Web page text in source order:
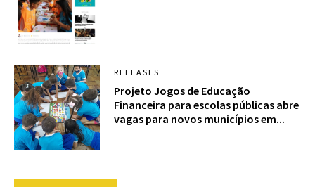
RELEASES
Projeto Jogos de Educação
Financeira para escolas públicas abre
vagas para novos municípios em...